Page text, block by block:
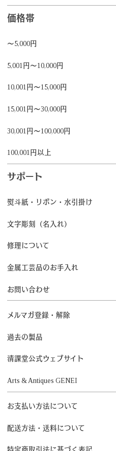
価格帯
～5,000円
5,001円～10,000円
10,001円～15,000円
15,001円～30,000円
30,001円～100,000円
100,001円以上
サポート
熨斗紙・リボン・水引掛け
文字彫刻（名入れ）
修理について
金属工芸品のお手入れ
お問い合わせ
メルマガ登録・解除
過去の製品
清課堂公式ウェブサイト
Arts & Antiques GENEI
お支払い方法について
配送方法・送料について